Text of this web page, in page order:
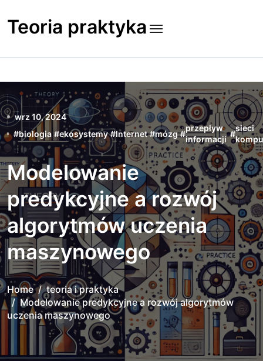
to
content
Teoria praktyka
wrz 10, 2024
#biologia #ekosystemy #Internet #mózg #
przepływ
informacji
#
sieci
Modelowanie
predykcyjne a rozwój
algorytmów uczenia
maszynowego
Home
teoria i praktyka
Modelowanie predykcyjne a rozwój algorytmów
uczenia maszynowego